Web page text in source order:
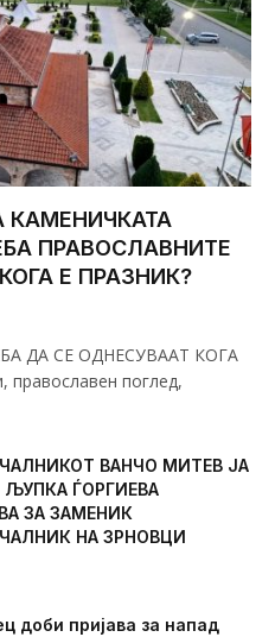
ПРАВОСЛАВНИТЕ
Е ПРАЗНИК?
ДА СЕ ОДНЕСУВААТ КОГА
православен поглед,
ВАНЧО МИТЕВ ЈА
ЉУПКА ЃОРГИЕВА
ЗА ЗАМЕНИК
НА ЗРНОВЦИ
доби пријава за напад